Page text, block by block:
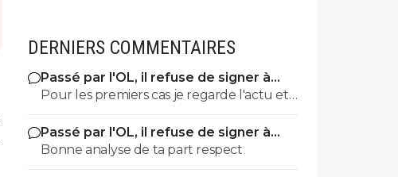
DERNIERS COMMENTAIRES
Passé par l'OL, il refuse de signer à
l'OM
Pour les premiers cas je regarde l'actu et
notamment celle du foot. Pour le dernier,
rien qu'ici il y en a pléthore. Et toi, tu es
dans quel camp, les abrutis ou ceux qui
viennent parler foot avec respect?
Passé par l'OL, il refuse de signer à
l'OM
Bonne analyse de ta part respect